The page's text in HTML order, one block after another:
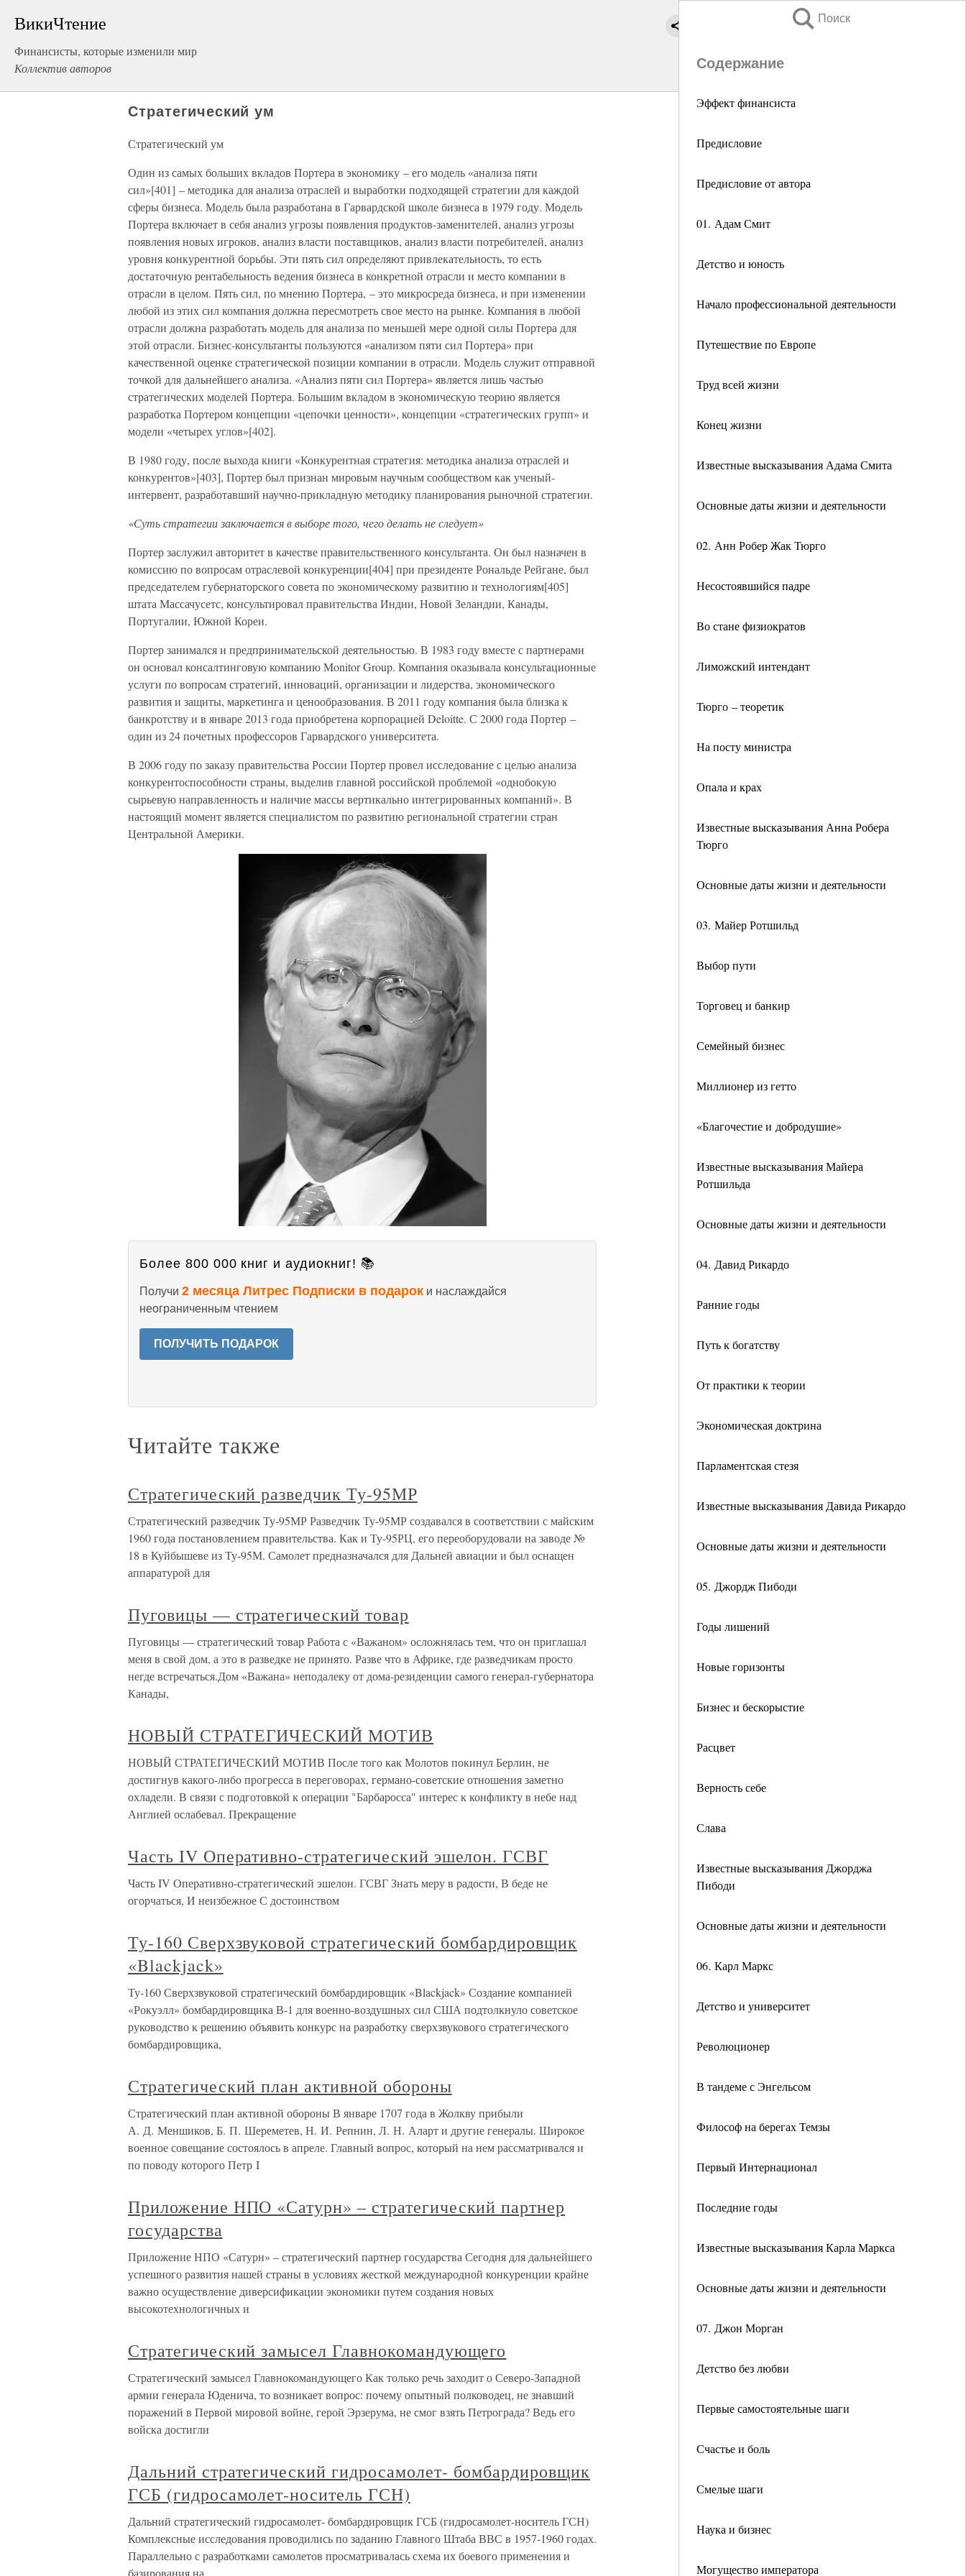
ВикиЧтение
Финансисты, которые изменили мир
Коллектив авторов
Поиск
Содержание
Эффект финансиста
Предисловие
Предисловие от автора
01. Адам Смит
Детство и юность
Начало профессиональной деятельности
Путешествие по Европе
Труд всей жизни
Конец жизни
Известные высказывания Адама Смита
Основные даты жизни и деятельности
02. Анн Робер Жак Тюрго
Несостоявшийся падре
Во стане физиократов
Лиможский интендант
Тюрго – теоретик
На посту министра
Опала и крах
Известные высказывания Анна Робера
Тюрго
Основные даты жизни и деятельности
03. Майер Ротшильд
Выбор пути
Торговец и банкир
Семейный бизнес
Миллионер из гетто
«Благочестие и добродушие»
Известные высказывания Майера
Ротшильда
Основные даты жизни и деятельности
04. Давид Рикардо
Ранние годы
Путь к богатству
От практики к теории
Экономическая доктрина
Парламентская стезя
Известные высказывания Давида Рикардо
Основные даты жизни и деятельности
05. Джордж Пибоди
Годы лишений
Новые горизонты
Бизнес и бескорыстие
Расцвет
Верность себе
Слава
Известные высказывания Джорджа
Пибоди
Основные даты жизни и деятельности
06. Карл Маркс
Детство и университет
Революционер
В тандеме с Энгельсом
Философ на берегах Темзы
Первый Интернационал
Последние годы
Известные высказывания Карла Маркса
Основные даты жизни и деятельности
07. Джон Морган
Детство без любви
Первые самостоятельные шаги
Счастье и боль
Смелые шаги
Наука и бизнес
Могущество императора
Стратегический ум
Стратегический ум
Один из самых больших вкладов Портера в экономику – его модель «анализа пяти
сил»[401] – методика для анализа отраслей и выработки подходящей стратегии для каждой
сферы бизнеса. Модель была разработана в Гарвардской школе бизнеса в 1979 году. Модель
Портера включает в себя анализ угрозы появления продуктов-заменителей, анализ угрозы
появления новых игроков, анализ власти поставщиков, анализ власти потребителей, анализ
уровня конкурентной борьбы. Эти пять сил определяют привлекательность, то есть
достаточную рентабельность ведения бизнеса в конкретной отрасли и место компании в
отрасли в целом. Пять сил, по мнению Портера, – это микросреда бизнеса, и при изменении
любой из этих сил компания должна пересмотреть свое место на рынке. Компания в любой
отрасли должна разработать модель для анализа по меньшей мере одной силы Портера для
этой отрасли. Бизнес-консультанты пользуются «анализом пяти сил Портера» при
качественной оценке стратегической позиции компании в отрасли. Модель служит отправной
точкой для дальнейшего анализа. «Анализ пяти сил Портера» является лишь частью
стратегических моделей Портера. Большим вкладом в экономическую теорию является
разработка Портером концепции «цепочки ценности», концепции «стратегических групп» и
модели «четырех углов»[402].
В 1980 году, после выхода книги «Конкурентная стратегия: методика анализа отраслей и
конкурентов»[403], Портер был признан мировым научным сообществом как ученый-
интервент, разработавший научно-прикладную методику планирования рыночной стратегии.
«Суть стратегии заключается в выборе того, чего делать не следует»
Портер заслужил авторитет в качестве правительственного консультанта. Он был назначен в
комиссию по вопросам отраслевой конкуренции[404] при президенте Рональде Рейгане, был
председателем губернаторского совета по экономическому развитию и технологиям[405]
штата Массачусетс, консультировал правительства Индии, Новой Зеландии, Канады,
Португалии, Южной Кореи.
Портер занимался и предпринимательской деятельностью. В 1983 году вместе с партнерами
он основал консалтинговую компанию Monitor Group. Компания оказывала консультационные
услуги по вопросам стратегий, инноваций, организации и лидерства, экономического
развития и защиты, маркетинга и ценообразования. В 2011 году компания была близка к
банкротству и в январе 2013 года приобретена корпорацией Deloitte. С 2000 года Портер –
один из 24 почетных профессоров Гарвардского университета.
В 2006 году по заказу правительства России Портер провел исследование с целью анализа
конкурентоспособности страны, выделив главной российской проблемой «однобокую
сырьевую направленность и наличие массы вертикально интегрированных компаний». В
настоящий момент является специалистом по развитию региональной стратегии стран
Центральной Америки.
Более 800 000 книг и аудиокниг! 📚
Получи 2 месяца Литрес Подписки в подарок и наслаждайся
неограниченным чтением
ПОЛУЧИТЬ ПОДАРОК
Читайте также
Стратегический разведчик Ту-95МР
Стратегический разведчик Ту-95МР Разведчик Ту-95МР создавался в соответствии с майским
1960 года постановлением правительства. Как и Ту-95РЦ, его переоборудовали на заводе №
18 в Куйбышеве из Ту-95М. Самолет предназначался для Дальней авиации и был оснащен
аппаратурой для
Пуговицы — стратегический товар
Пуговицы — стратегический товар Работа с «Важаном» осложнялась тем, что он приглашал
меня в свой дом, а это в разведке не принято. Разве что в Африке, где разведчикам просто
негде встречаться.Дом «Важана» неподалеку от дома-резиденции самого генерал-губернатора
Канады,
НОВЫЙ СТРАТЕГИЧЕСКИЙ МОТИВ
НОВЫЙ СТРАТЕГИЧЕСКИЙ МОТИВ После того как Молотов покинул Берлин, не
достигнув какого-либо прогресса в переговорах, германо-советские отношения заметно
охладели. В связи с подготовкой к операции "Барбаросса" интерес к конфликту в небе над
Англией ослабевал. Прекращение
Часть IV Оперативно-стратегический эшелон. ГСВГ
Часть IV Оперативно-стратегический эшелон. ГСВГ Знать меру в радости, В беде не
огорчаться, И неизбежное С достоинством
Ту-160 Сверхзвуковой стратегический бомбардировщик
«Blackjack»
Ту-160 Сверхзвуковой стратегический бомбардировщик «Blackjack» Создание компанией
«Рокуэлл» бомбардировщика В-1 для военно-воздушных сил США подтолкнуло советское
руководство к решению объявить конкурс на разработку сверхзвукового стратегического
бомбардировщика,
Стратегический план активной обороны
Стратегический план активной обороны В январе 1707 года в Жолкву прибыли
А. Д. Меншиков, Б. П. Шереметев, Н. И. Репнин, Л. Н. Аларт и другие генералы. Широкое
военное совещание состоялось в апреле. Главный вопрос, который на нем рассматривался и
по поводу которого Петр I
Приложение НПО «Сатурн» – стратегический партнер
государства
Приложение НПО «Сатурн» – стратегический партнер государства Сегодня для дальнейшего
успешного развития нашей страны в условиях жесткой международной конкуренции крайне
важно осуществление диверсификации экономики путем создания новых
высокотехнологичных и
Стратегический замысел Главнокомандующего
Стратегический замысел Главнокомандующего Как только речь заходит о Северо-Западной
армии генерала Юденича, то возникает вопрос: почему опытный полководец, не знавший
поражений в Первой мировой войне, герой Эрзерума, не смог взять Петрограда? Ведь его
войска достигли
Дальний стратегический гидросамолет- бомбардировщик
ГСБ (гидросамолет-носитель ГСН)
Дальний стратегический гидросамолет- бомбардировщик ГСБ (гидросамолет-носитель ГСН)
Комплексные исследования проводились по заданию Главного Штаба ВВС в 1957-1960 годах.
Параллельно с разработками самолетов просматривалась схема их боевого применения и
базирования на